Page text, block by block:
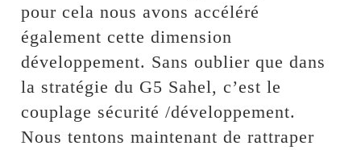
pour cela nous avons accéléré
également cette dimension
développement. Sans oublier que dans
la stratégie du G5 Sahel, c’est le
couplage sécurité /développement.
Nous tentons maintenant de rattraper